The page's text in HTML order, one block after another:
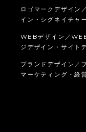
ロゴマークデザイン
イン・シグネイチャ
WEBデザイン／
ジデザイン・サイト
ブランドデザイン／
マーケティング・経